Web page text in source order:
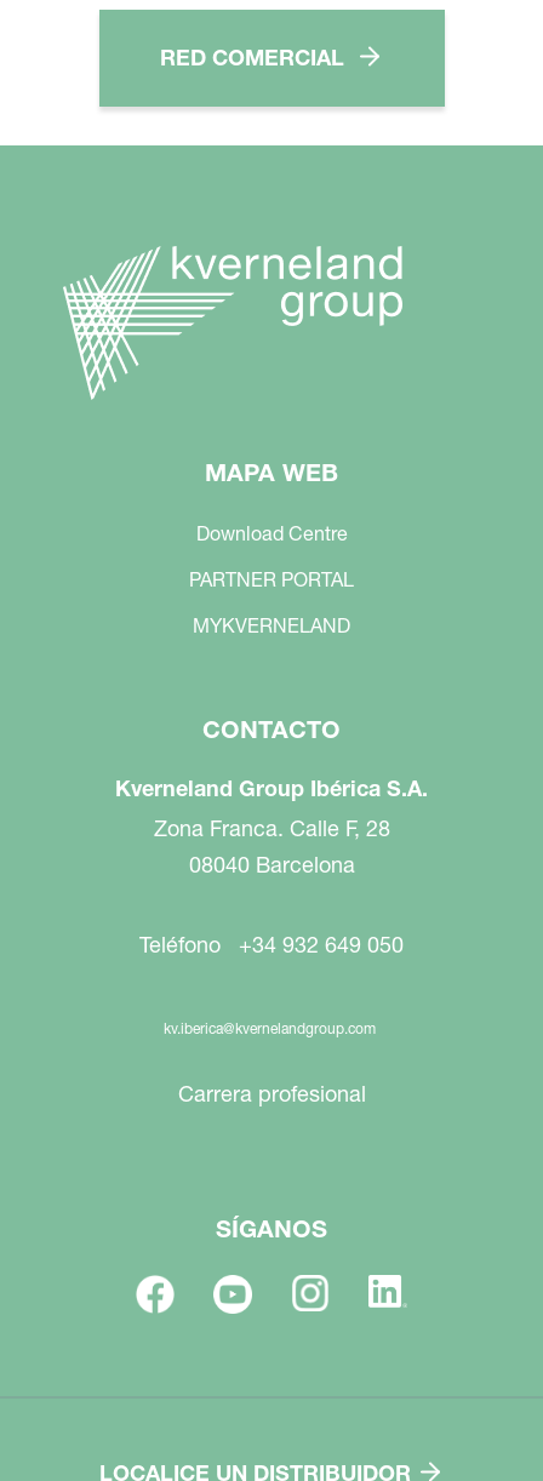
RED COMERCIAL
MAPA WEB
Download Centre
PARTNER PORTAL
MYKVERNELAND
CONTACTO
Kverneland Group Ibérica S.A.
Zona Franca. Calle F, 28
08040 Barcelona
Teléfono +34 932 649 050
kv.iberica@kvernelandgroup.com
Carrera profesional
SÍGANOS
LOCALICE UN DISTRIBUIDOR